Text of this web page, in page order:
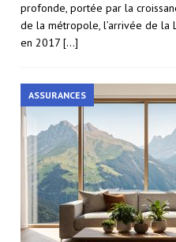
profonde, portée par la
de la métropole, l’arrivée de la
en 2017 […]
ASSURANCES